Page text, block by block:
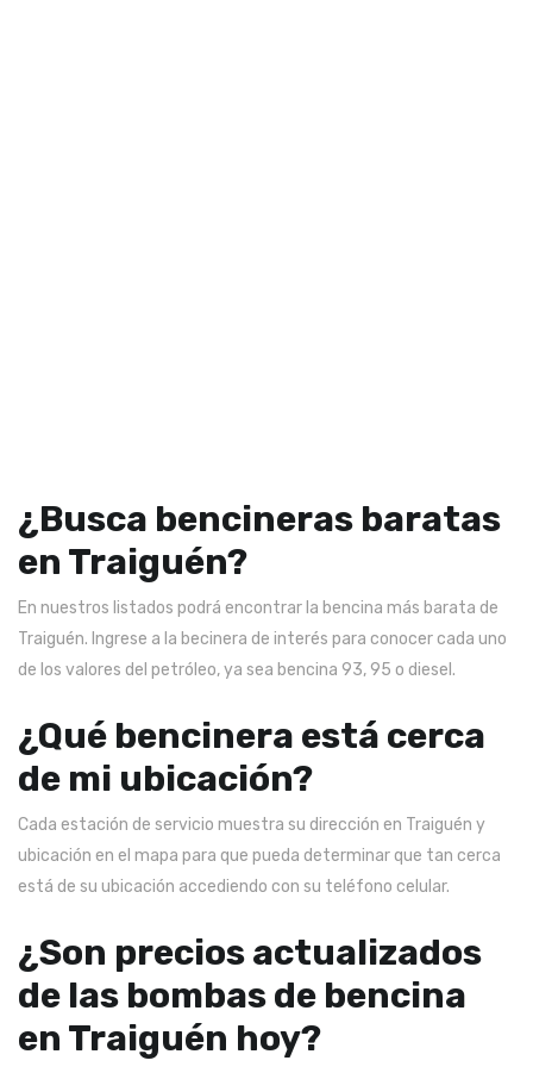
¿Busca bencineras baratas
en Traiguén?
En nuestros listados podrá encontrar la bencina más barata de
Traiguén. Ingrese a la becinera de interés para conocer cada uno
de los valores del petróleo, ya sea bencina 93, 95 o diesel.
¿Qué bencinera está cerca
de mi ubicación?
Cada estación de servicio muestra su dirección en Traiguén y
ubicación en el mapa para que pueda determinar que tan cerca
está de su ubicación accediendo con su teléfono celular.
¿Son precios actualizados
de las bombas de bencina
en Traiguén hoy?